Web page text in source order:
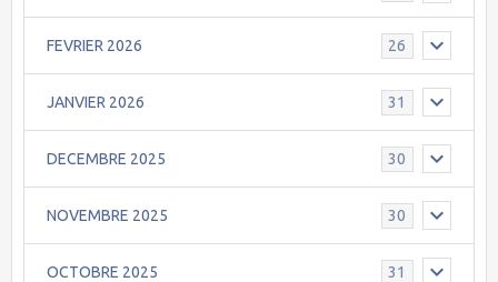
FEVRIER 2026 26
JANVIER 2026 31
DECEMBRE 2025 30
NOVEMBRE 2025 30
OCTOBRE 2025 31